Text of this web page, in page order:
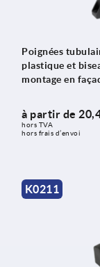
Poignées
plastique et
montage en
à partir de
hors TVA
hors frais d’envoi
K0211